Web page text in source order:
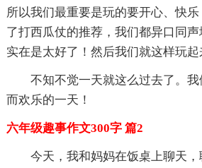
所以我们最重要是玩的要开心、快
了打西瓜仗的推荐，我们都异口同
实在是太好了！然后我们就这样玩起
不知不觉一天就这么过去了。
而欢乐的一天！
六年级趣事作文300字 篇2
今天，我和妈妈在饭桌上聊天